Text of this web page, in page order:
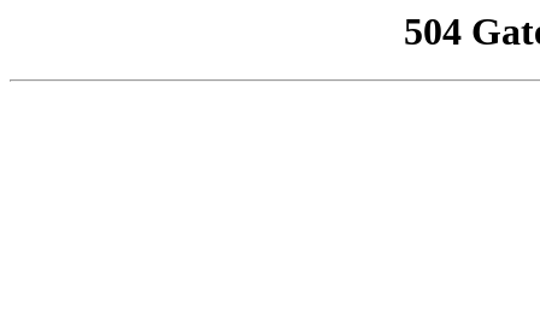
504